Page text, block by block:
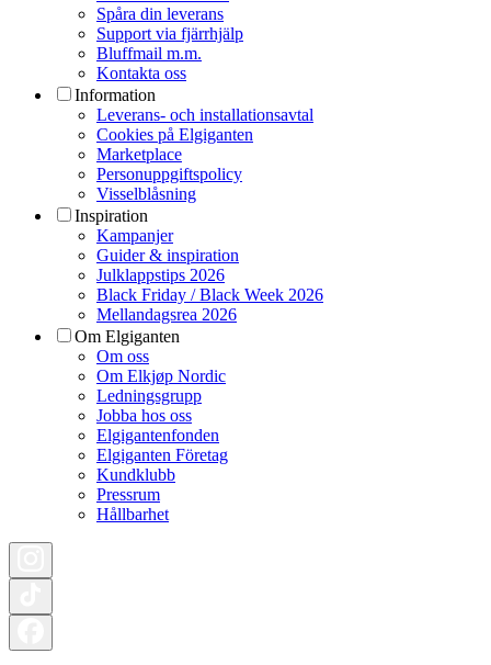
Spåra din leverans
Support via fjärrhjälp
Bluffmail m.m.
Kontakta oss
Information
Leverans- och installationsavtal
Cookies på Elgiganten
Marketplace
Personuppgiftspolicy
Visselblåsning
Inspiration
Kampanjer
Guider & inspiration
Julklappstips 2026
Black Friday / Black Week 2026
Mellandagsrea 2026
Om Elgiganten
Om oss
Om Elkjøp Nordic
Ledningsgrupp
Jobba hos oss
Elgigantenfonden
Elgiganten Företag
Kundklubb
Pressrum
Hållbarhet